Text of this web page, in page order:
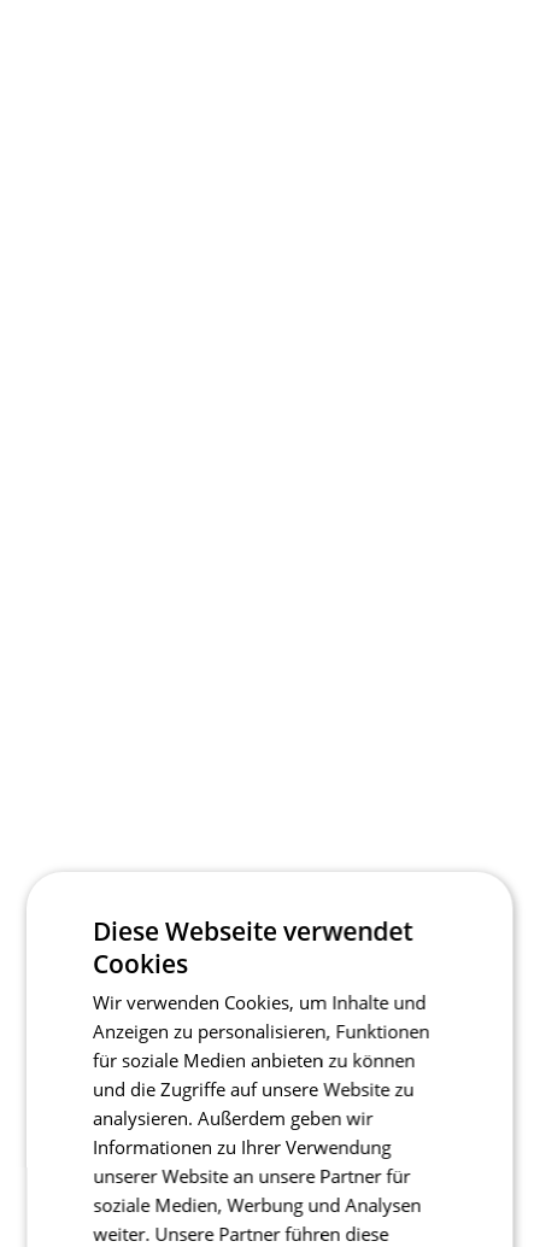
Diese Webseite verwendet
Cookies
Wir verwenden Cookies, um Inhalte und
Anzeigen zu personalisieren, Funktionen
für soziale Medien anbieten zu können
und die Zugriffe auf unsere Website zu
analysieren. Außerdem geben wir
Informationen zu Ihrer Verwendung
unserer Website an unsere Partner für
soziale Medien, Werbung und Analysen
weiter. Unsere Partner führen diese